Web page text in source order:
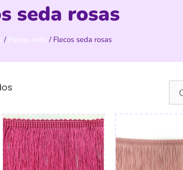
seda rosas
/ Flecos seda / Flecos seda rosas